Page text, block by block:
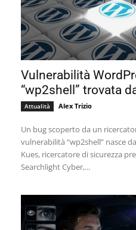
Vulnerabilità
“wp2shell” trovata
Attualità Alex Trizio
Un bug scoperto da un ricercatore
vulnerabilità “wp2shell” nasce
Kues, ricercatore di sicurezza
Searchlight Cyber,...